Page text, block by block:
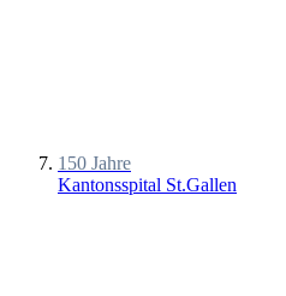
150 Jahre
Kantonsspital St.Gallen